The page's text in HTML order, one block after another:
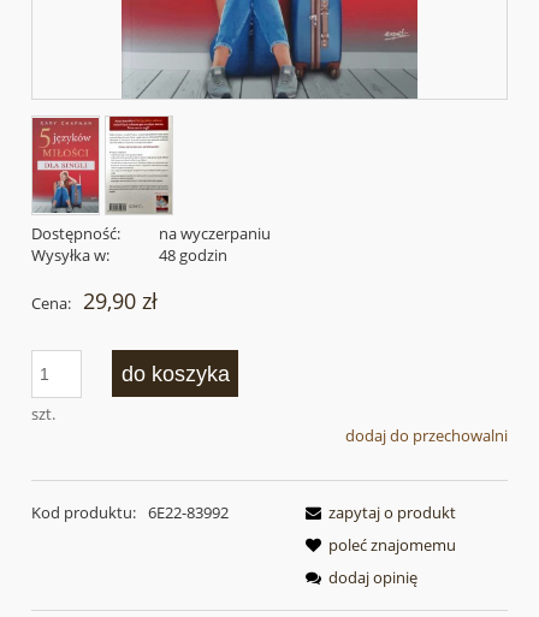
Dostępność:
na wyczerpaniu
Wysyłka w:
48 godzin
Cena: 29,90 zł
szt.
do koszyka
dodaj do przechowalni
Kod produktu: 6E22-83992
zapytaj o produkt
poleć znajomemu
dodaj opinię